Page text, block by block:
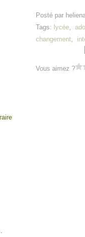
Posté par
Tags: lycée,
changement,
Vous aimez ?